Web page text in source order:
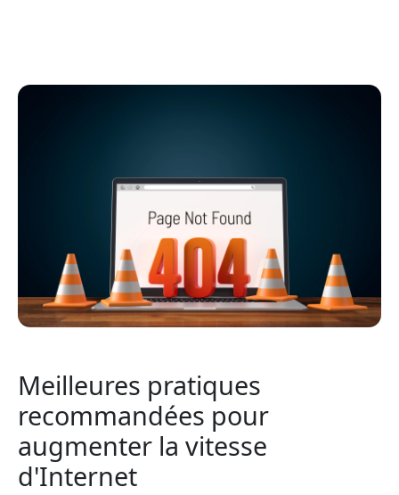
Meilleures pratiques
recommandées pour
augmenter la vitesse
d'Internet